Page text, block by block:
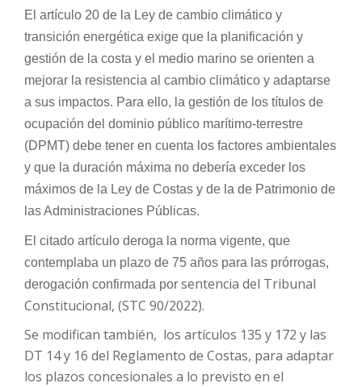
El artículo 20 de la Ley de cambio climático y
transición energética exige que la planificación y
gestión de la costa y el medio marino se orienten a
mejorar la resistencia al cambio climático y adaptarse
a sus impactos. Para ello, la gestión de los títulos de
ocupación del dominio público marítimo-terrestre
(DPMT) debe tener en cuenta los factores ambientales
y que la duración máxima no debería exceder los
máximos de la Ley de Costas y de la de Patrimonio de
las Administraciones Públicas.
El citado artículo deroga la norma vigente, que
contemplaba un plazo de 75 años para las prórrogas,
derogación confirmada por sentencia del Tribunal
Constitucional, (STC 90/2022).
Se modifican también, los artículos 135 y 172 y las
DT 14 y 16 del Reglamento de Costas, para adaptar
los plazos concesionales a lo previsto en el